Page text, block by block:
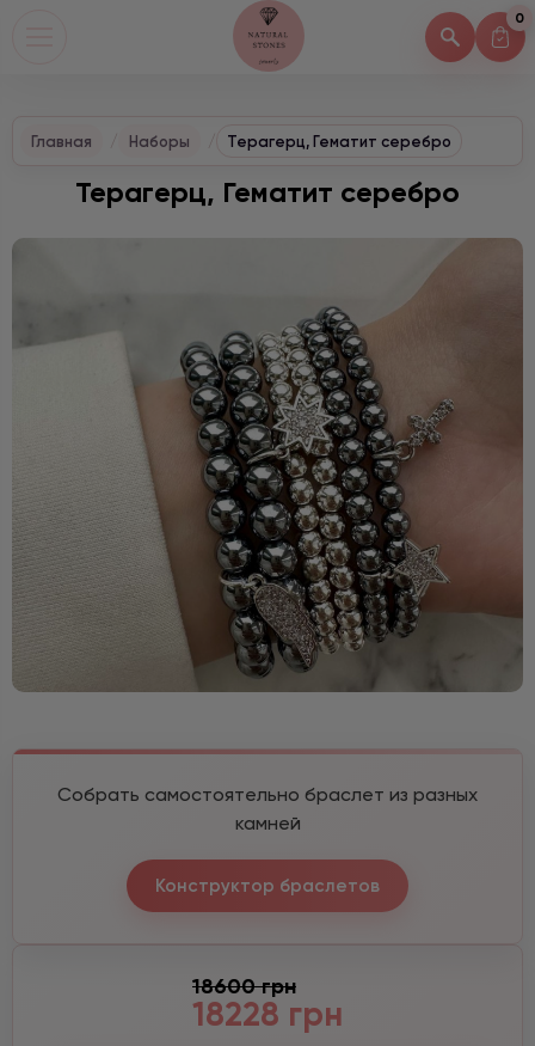
0
Главная Наборы Терагерц, Гематит серебро
Терагерц, Гематит серебро
Собрать самостоятельно браслет из разных
камней
Конструктор браслетов
18600 грн
18228 грн